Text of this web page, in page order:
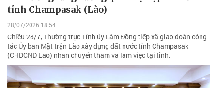
tỉnh Champasak (Lào)
28/07/2026 18:54
Chiều 28/7, Thường trực Tỉnh ủy Lâm Đồng tiếp xã giao đoàn công
tác Ủy ban Mặt trận Lào xây dựng đất nước tỉnh Champasak
(CHDCND Lào) nhân chuyến thăm và làm việc tại tỉnh.